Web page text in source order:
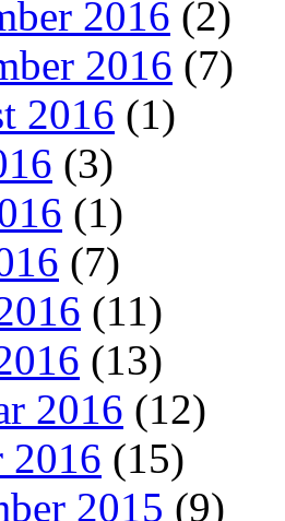
2016 (2)
2016 (7)
2016 (1)
(3)
(1)
(7)
(11)
(13)
2016 (12)
2016 (15)
2015 (9)